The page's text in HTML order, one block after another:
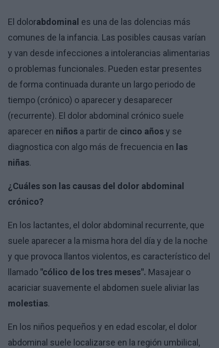
El dolorabdominal es una de las dolencias más
comunes de la infancia. Las posibles causas varían
y van desde infecciones a intolerancias alimentarias
o problemas funcionales. Pueden estar presentes
de forma continuada durante un largo periodo de
tiempo (crónico) o aparecer y desaparecer
(recurrente). El dolor abdominal crónico suele
aparecer en niños a partir de cinco añosy se
diagnostica con algo más de frecuencia en las
niñas.
¿Cuáles son las causas del dolor abdominal
crónico?
En los lactantes, el dolor abdominal recurrente, que
suele aparecer a la misma hora del día y de la noche
y que provoca llantos violentos, es característico del
llamado "cólico de los tres meses". Masajear o
acariciar suavemente el abdomen suele aliviar las
molestias.
En los niños pequeños y en edad escolar, el dolor
abdominal suele localizarse en la región umbilical,